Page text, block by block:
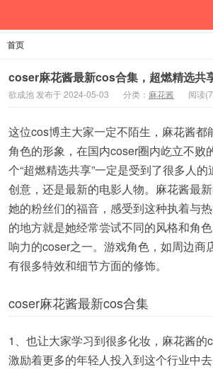
首页
coser麻花酱最新cos合集，超燃精选共
欲成池 发布于 2024-05-03 分类： 麻花酱 阅读
这位cos博主大家一定不陌生，麻花酱都
角色的形象，在国内coser圈内屹立不败
个“超燃精选共享”一定是受到了很多人
创意，还是最新的电影人物。麻花酱最
她的粉丝们的福音，感受到这种执着与
的地方就是她经常尝试不同的风格和角
响力的coser之一。游戏角色，如周边商
有很多特效和细节方面的修饰。
coser麻花酱最新cos合集
1、也让大家学习到很多化妆，麻花酱的
激励着更多的年轻人投入到这个行业中去